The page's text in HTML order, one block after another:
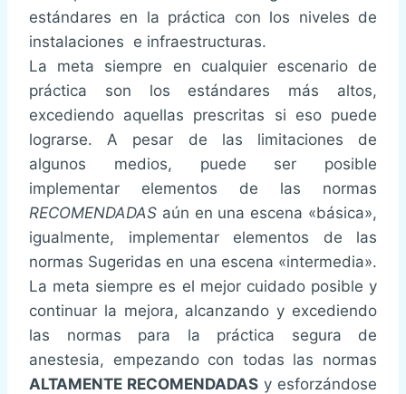
estándares en la práctica con los niveles de
instalaciones e infraestructuras.
La meta siempre en cualquier escenario de
práctica son los estándares más altos,
excediendo aquellas prescritas si eso puede
lograrse. A pesar de las limitaciones de
algunos medios, puede ser posible
implementar elementos de las normas
RECOMENDADAS aún en una escena «básica»,
igualmente, implementar elementos de las
normas Sugeridas en una escena «intermedia».
La meta siempre es el mejor cuidado posible y
continuar la mejora, alcanzando y excediendo
las normas para la práctica segura de
anestesia, empezando con todas las normas
ALTAMENTE RECOMENDADAS y esforzándose